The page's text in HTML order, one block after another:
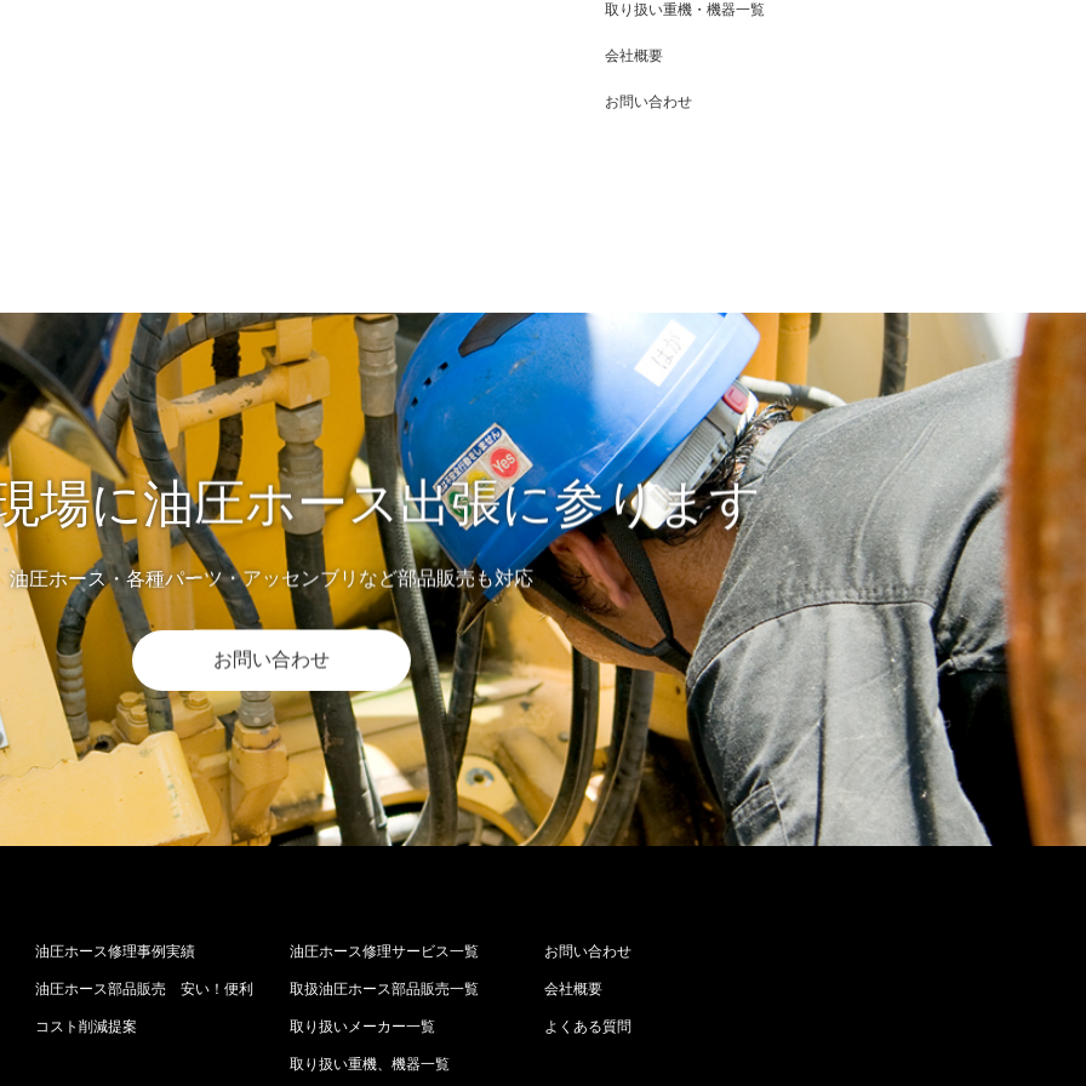
取り扱い重機・機器一覧
会社概要
お問い合わせ
場に油圧ホース出張に参ります
油圧ホース・各種パーツ・アッセンブリなど部品販売も対応
お問い合わせ
油圧ホース修理事例実績
油圧ホース部品販売 安い！便利
コスト削減提案
油圧ホース修理サービス一覧
取扱油圧ホース部品販売一覧
取り扱いメーカー一覧
取り扱い重機、機器一覧
お問い合わせ
会社概要
よくある質問